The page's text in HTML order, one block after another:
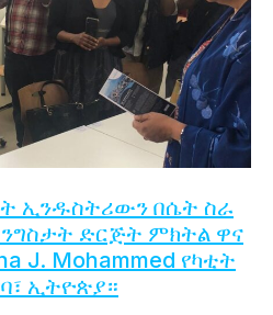
ኢንዱስትሪውን በሴት ስራ
ድርጅት ምክትል ዋና
J. Mohammed የካቲት
ኢትዮጵያ።